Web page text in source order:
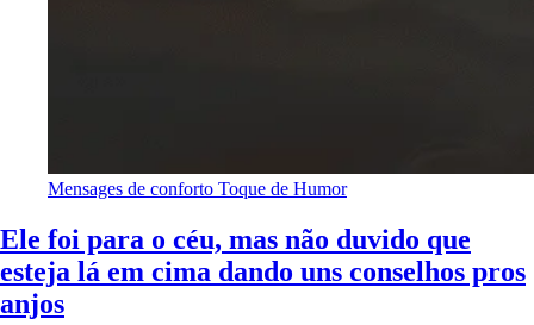
Mensages de conforto Toque de Humor
Ele foi para o céu, mas não duvido que
esteja lá em cima dando uns conselhos pros
anjos